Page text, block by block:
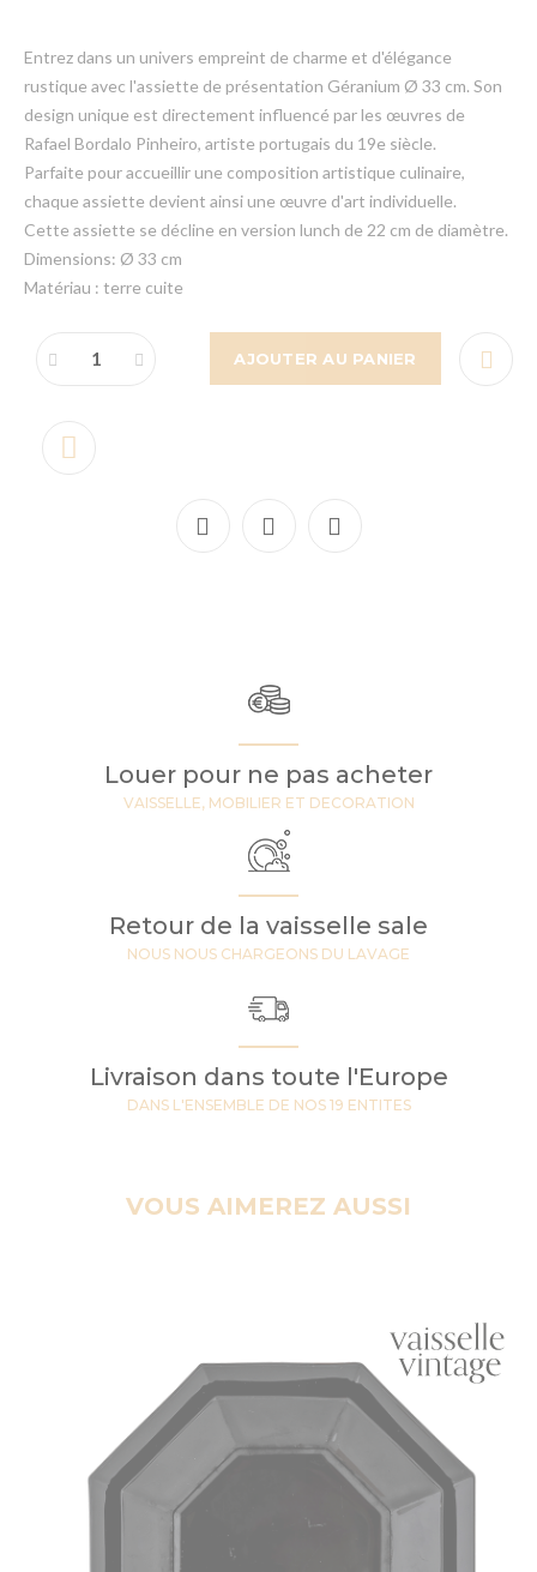
Entrez dans un univers empreint de charme et d'élégance
rustique avec l'assiette de présentation Géranium Ø 33 cm. Son
design unique est directement influencé par les œuvres de
Rafael Bordalo Pinheiro, artiste portugais du 19e siècle.
Parfaite pour accueillir une composition artistique culinaire,
chaque assiette devient ainsi une œuvre d'art individuelle.
Cette assiette se décline en version lunch de 22 cm de diamètre.
Dimensions: Ø 33 cm
Matériau : terre cuite
AJOUTER AU PANIER
Louer pour ne pas acheter
VAISSELLE, MOBILIER ET DECORATION
Retour de la vaisselle sale
NOUS NOUS CHARGEONS DU LAVAGE
Livraison dans toute l'Europe
DANS L'ENSEMBLE DE NOS 19 ENTITES
VOUS AIMEREZ AUSSI